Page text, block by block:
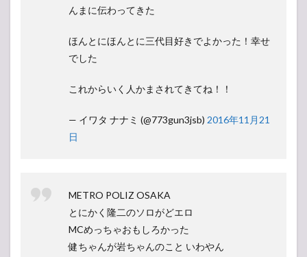
んまに伝わってきた
ほんとにほんとに三代目好きでよかった！幸せ
でした
これからいく人かまされてきてね！！
— イワタ ナナミ (@773gun3jsb) 2016年11月21
日
METRO POLIZ OSAKA
とにかく隆二のソロがどエロ
MCめっちゃおもしろかった
健ちゃんが岩ちゃんのこと いわやん